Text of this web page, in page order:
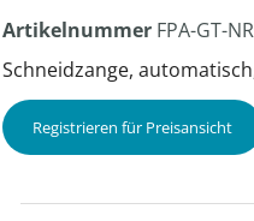
Artikelnummer FPA-GT-
Schneidzange,
Registrieren für Preisansicht